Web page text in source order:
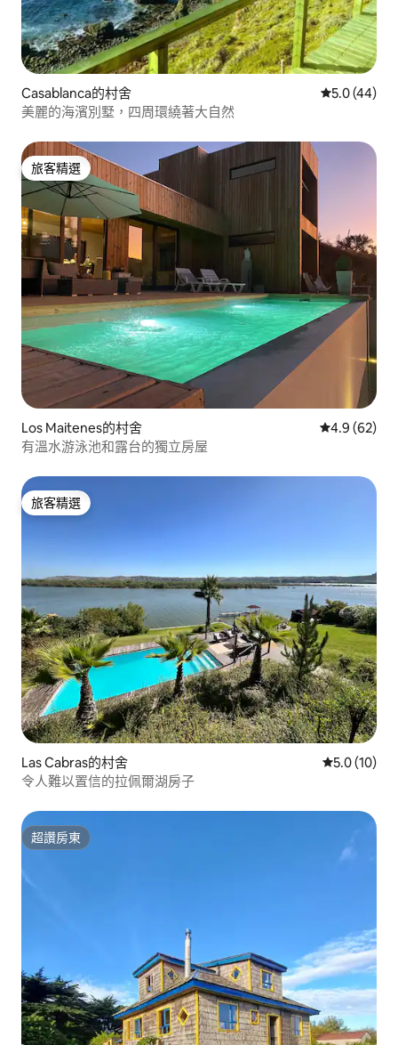
Casablanca的村舍 從 44 則評
5.0 (44)
美麗的海濱別墅，四周環繞著大自然
旅客精選
旅客精選
Los Maitenes的村舍 從 62 則評
4.9 (62)
有溫水游泳池和露台的獨立房屋
旅客精選
旅客精選
Las Cabras的村舍 從 10 則評
5.0 (10)
令人難以置信的拉佩爾湖房子
超讚房東
超讚房東